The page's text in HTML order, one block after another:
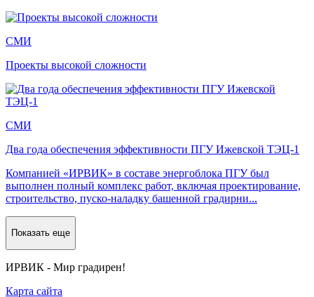
СМИ
Проекты высокой сложности
СМИ
Два года обеспечения эффективности ПГУ Ижевской ТЭЦ-1
Компанией «ИРВИК» в составе энергоблока ПГУ был
выполнен полный комплекс работ, включая проектирование,
строительство, пуско-наладку башенной градирни...
Показать еще
ИРВИК - Мир градирен!
Карта сайта